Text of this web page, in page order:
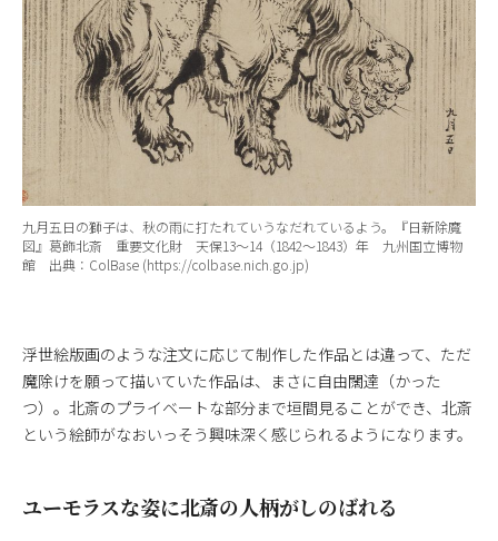
九月五日の獅子は、秋の雨に打たれていうなだれているよう。『日新除魔
図』葛飾北斎 重要文化財 天保13～14（1842～1843）年 九州国立博物
館 出典：ColBase (https://colbase.nich.go.jp)
浮世絵版画のような注文に応じて制作した作品とは違って、ただ
魔除けを願って描いていた作品は、まさに自由闊達（かった
つ）。北斎のプライベートな部分まで垣間見ることができ、北斎
という絵師がなおいっそう興味深く感じられるようになります。
ユーモラスな姿に北斎の人柄がしのばれる